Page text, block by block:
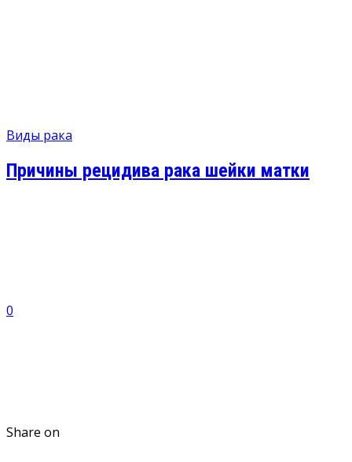
Виды рака
Причины рецидива рака шейки матки
0
Share on